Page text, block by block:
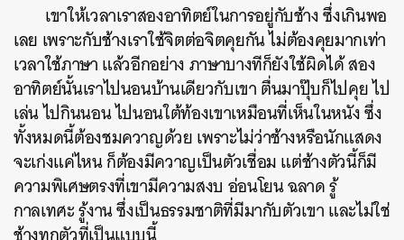
เขาให้เวลาเราสองอาทิตย์ในการอยู่กับช้าง ซึ่งเกินพอ
เลย เพราะกับช้างเราใช้จิตต่อจิตคุยกัน ไม่ต้องคุยมากเท่า
เวลาใช้ภาษา แล้วอีกอย่าง ภาษาบางทีก็ยังใช้ผิดได้ สอง
อาทิตย์นั้นเราไปนอนบ้านเดียวกับเขา ตื่นมาปุ๊บก็ไปคุย ไป
เล่น ไปกินนอน ไปนอนใต้ท้องเขาเหมือนที่เห็นในหนัง ซึ่ง
ทั้งหมดนี้ต้องชมควาญด้วย เพราะไม่ว่าช้างหรือนักแสดง
จะเก่งแค่ไหน ก็ต้องมีควาญเป็นตัวเชื่อม แต่ช้างตัวนี้ก็มี
ความพิเศษตรงที่เขามีความสงบ อ่อนโยน ฉลาด รู้
กาลเทศะ รู้งาน ซึ่งเป็นธรรมชาติที่มีมากับตัวเขา และไม่ใช่